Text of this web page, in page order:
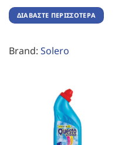
ΔΙΑΒΆΣΤΕ ΠΕΡΙΣΣΌΤΕΡΑ
Brand: Solero